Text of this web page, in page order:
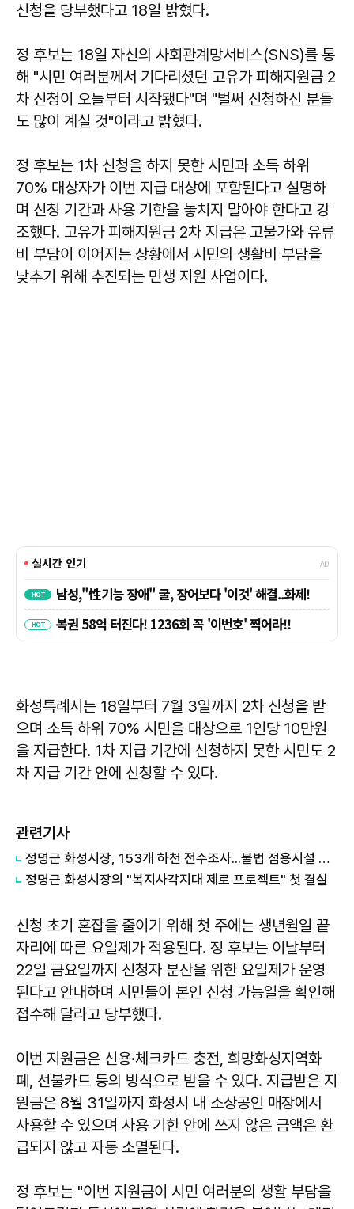
신청을 당부했다고 18일 밝혔다.
정 후보는 18일 자신의 사회관계망서비스(SNS)를 통
해 "시민 여러분께서 기다리셨던 고유가 피해지원금 2
차 신청이 오늘부터 시작됐다"며 "벌써 신청하신 분들
도 많이 계실 것"이라고 밝혔다.
정 후보는 1차 신청을 하지 못한 시민과 소득 하위
70% 대상자가 이번 지급 대상에 포함된다고 설명하
며 신청 기간과 사용 기한을 놓치지 말아야 한다고 강
조했다. 고유가 피해지원금 2차 지급은 고물가와 유류
비 부담이 이어지는 상황에서 시민의 생활비 부담을
낮추기 위해 추진되는 민생 지원 사업이다.
화성특례시는 18일부터 7월 3일까지 2차 신청을 받
으며 소득 하위 70% 시민을 대상으로 1인당 10만원
을 지급한다. 1차 지급 기간에 신청하지 못한 시민도 2
차 지급 기간 안에 신청할 수 있다.
관련기사
정명근 화성시장, 153개 하천 전수조사...불법 점용시설 순차 정비
정명근 화성시장의 "복지사각지대 제로 프로젝트" 첫 결실
신청 초기 혼잡을 줄이기 위해 첫 주에는 생년월일 끝
자리에 따른 요일제가 적용된다. 정 후보는 이날부터
22일 금요일까지 신청자 분산을 위한 요일제가 운영
된다고 안내하며 시민들이 본인 신청 가능일을 확인해
접수해 달라고 당부했다.
이번 지원금은 신용·체크카드 충전, 희망화성지역화
폐, 선불카드 등의 방식으로 받을 수 있다. 지급받은 지
원금은 8월 31일까지 화성시 내 소상공인 매장에서
사용할 수 있으며 사용 기한 안에 쓰지 않은 금액은 환
급되지 않고 자동 소멸된다.
정 후보는 "이번 지원금이 시민 여러분의 생활 부담을